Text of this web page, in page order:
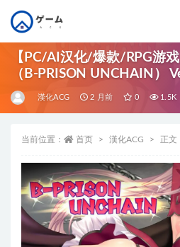
【PC/AI汉化/爆款/RPG游
（B-PRISON UNCHAIN）
+爆款RPG游戏+1.60G
漢化ACG 2 月前 0 1.5K
当前位置： 首页 漢化ACG 正文